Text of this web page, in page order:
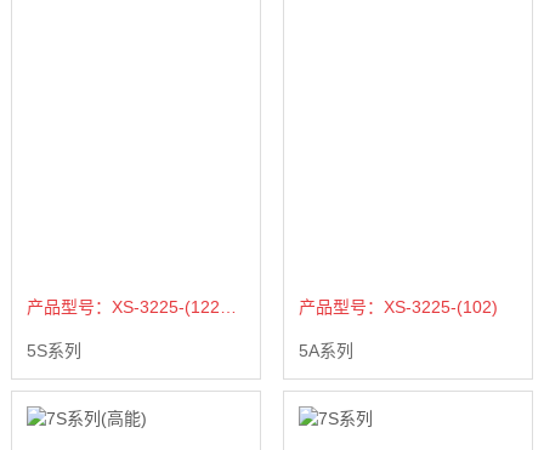
5S系列
产品型号：XS-3225-(102)
5A系列